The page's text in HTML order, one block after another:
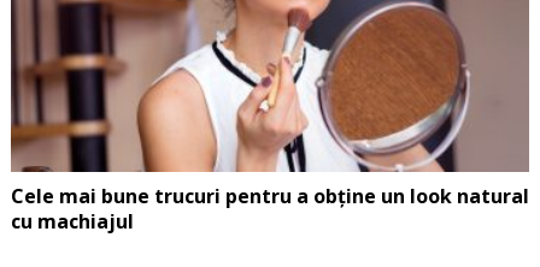
Cele mai bune trucuri pentru a obține un look natural
cu machiajul